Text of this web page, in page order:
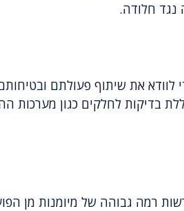
נגד חלודה.
לוודא את שיתוף פעולתם
בדיקות לחלקים כגון מערכות
רמה גבוהה של מיומנות מן